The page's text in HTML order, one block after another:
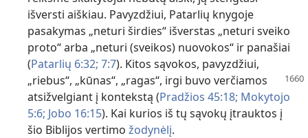
išversti aiškiau. Pavyzdžiui, Patarlių knygoje
pasakymas „neturi širdies“ išverstas „neturi sveiko
proto“ arba „neturi (sveikos) nuovokos“ ir panašiai
(Patarlių 6:32; 7:7). Kitos sąvokos, pavyzdžiui,
„riebus“, „kūnas“, „ragas“, irgi buvo verčiamos
atsižvelgiant į kontekstą (Pradžios 45:18; Mokytojo
5:6; Jobo 16:15). Kai kurios iš tų sąvokų įtrauktos į
šio Biblijos vertimo žodynėlį.